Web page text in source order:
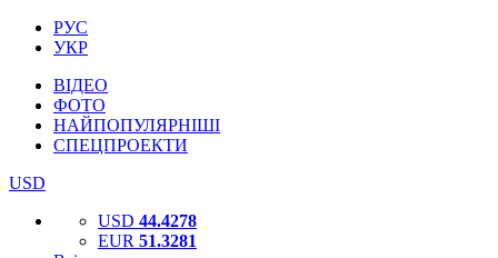
РУС
УКР
ВІДЕО
ФОТО
НАЙПОПУЛЯРНІШІ
СПЕЦПРОЕКТИ
USD
USD 44.4278
EUR 51.3281